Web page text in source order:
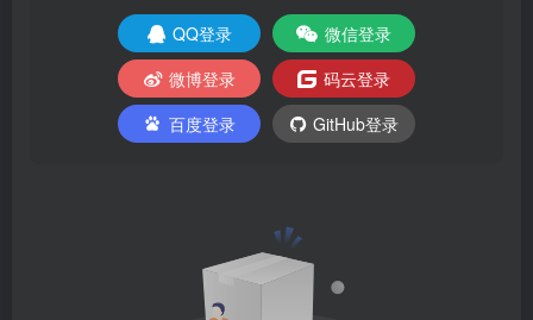
QQ登录
微信登录
微博登录
码云登录
百度登录
GitHub登录